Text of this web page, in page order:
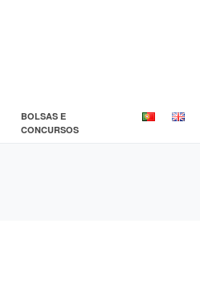
BOLSAS E
CONCURSOS